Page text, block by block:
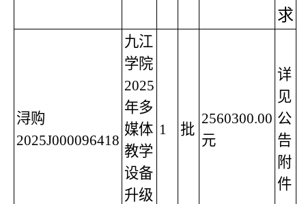
求
浔购
2025J000096418
九江
学院
2025
年多
媒体
教学
设备
升级
1 批
2560300.00
元
详
见
公
告
附
件